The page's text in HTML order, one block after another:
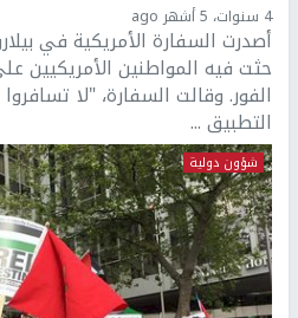
4 سنوات، 5 أشهر ago
أصدرت السفارة الأمريكية في
حثت فيه المواطنين الأمريكيين
الفور. وقالت السفارة، "لا
التطبيق ...
شؤون دولية